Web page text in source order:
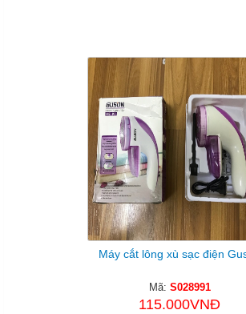
Máy cắt lông xù sạc điện
Mã: S028991
115.000VNĐ